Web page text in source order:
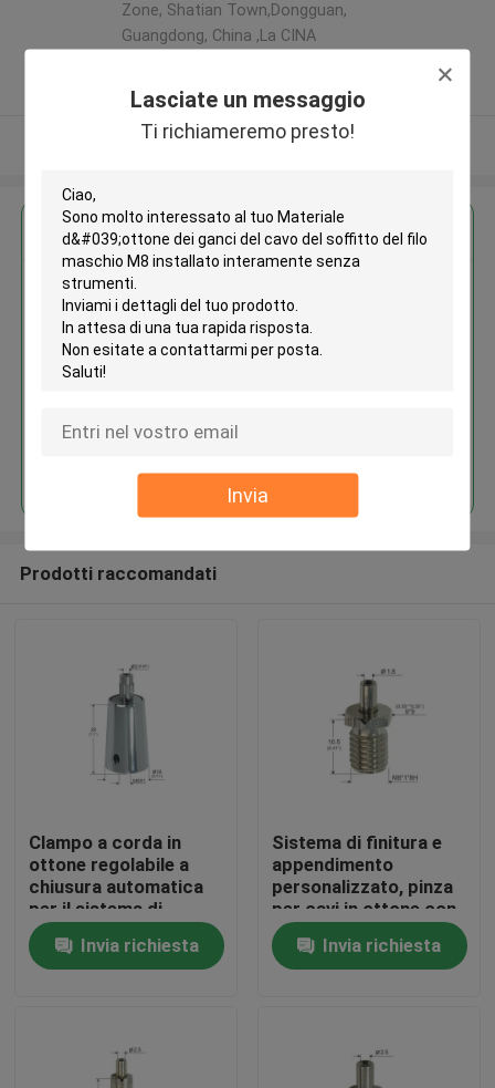
Lasciate un messaggio
Ti richiameremo presto!
Invia
Casa
Zone, Shatian Town,Dongguan,
Guangdong, China ,La CINA
Fornitore verificato
Osservi più
Ottieni il miglior prezzo per
Materiale d'ottone dei ganci del
cavo del soffitto del filo maschio
M8 installato interamente senza
Prodotti raccomandati
Clampo a corda in
ottone regolabile a
chiusura automatica
per il sistema di
sospensione
Invia richiesta
Sistema di finitura e
appendimento
personalizzato, pinza
per cavi in ottone con
colore argento
regolabileInvia richiesta